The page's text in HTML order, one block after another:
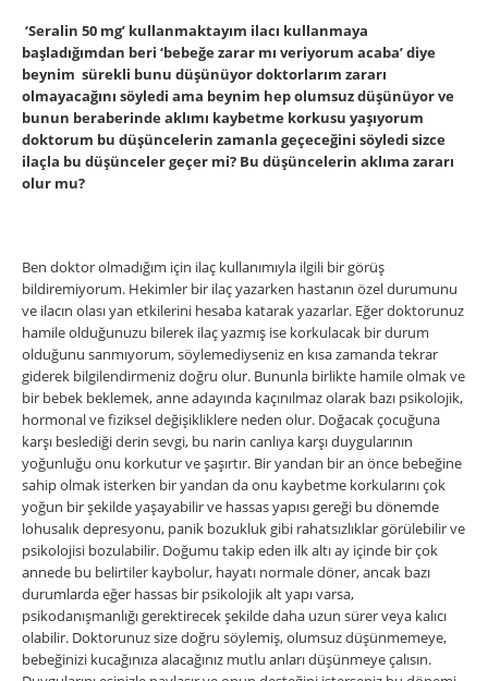
‘Seralin 50 mg’ kullanmaktayım ilacı kullanmaya
başladığımdan beri ‘bebeğe zarar mı veriyorum acaba’ diye
beynim sürekli bunu düşünüyor doktorlarım zararı
olmayacağını söyledi ama beynim hep olumsuz düşünüyor ve
bunun beraberinde aklımı kaybetme korkusu yaşıyorum
doktorum bu düşüncelerin zamanla geçeceğini söyledi sizce
ilaçla bu düşünceler geçer mi? Bu düşüncelerin aklıma zararı
olur mu?
Ben doktor olmadığım için ilaç kullanımıyla ilgili bir görüş
bildiremiyorum. Hekimler bir ilaç yazarken hastanın özel durumunu
ve ilacın olası yan etkilerini hesaba katarak yazarlar. Eğer doktorunuz
hamile olduğunuzu bilerek ilaç yazmış ise korkulacak bir durum
olduğunu sanmıyorum, söylemediyseniz en kısa zamanda tekrar
giderek bilgilendirmeniz doğru olur. Bununla birlikte hamile olmak ve
bir bebek beklemek, anne adayında kaçınılmaz olarak bazı psikolojik,
hormonal ve fiziksel değişikliklere neden olur. Doğacak çocuğuna
karşı beslediği derin sevgi, bu narin canlıya karşı duygularının
yoğunluğu onu korkutur ve şaşırtır. Bir yandan bir an önce bebeğine
sahip olmak isterken bir yandan da onu kaybetme korkularını çok
yoğun bir şekilde yaşayabilir ve hassas yapısı gereği bu dönemde
lohusalık depresyonu, panik bozukluk gibi rahatsızlıklar görülebilir ve
psikolojisi bozulabilir. Doğumu takip eden ilk altı ay içinde bir çok
annede bu belirtiler kaybolur, hayatı normale döner, ancak bazı
durumlarda eğer hassas bir psikolojik alt yapı varsa,
psikodanışmanlığı gerektirecek şekilde daha uzun sürer veya kalıcı
olabilir. Doktorunuz size doğru söylemiş, olumsuz düşünmemeye,
bebeğinizi kucağınıza alacağınız mutlu anları düşünmeye çalısın.